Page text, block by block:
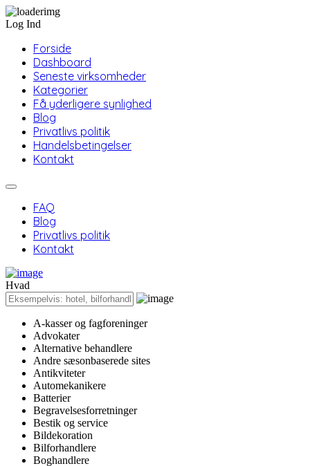
Log Ind
Forside
Dashboard
Seneste virksomheder
Kategorier
Få yderligere synlighed
Blog
Privatlivs politik
Handelsbetingelser
Kontakt
FAQ
Blog
Privatlivs politik
Kontakt
Hvad
A-kasser og fagforeninger
Advokater
Alternative behandlere
Andre sæsonbaserede sites
Antikviteter
Automekanikere
Batterier
Begravelsesforretninger
Bestik og service
Bildekoration
Bilforhandlere
Boghandlere